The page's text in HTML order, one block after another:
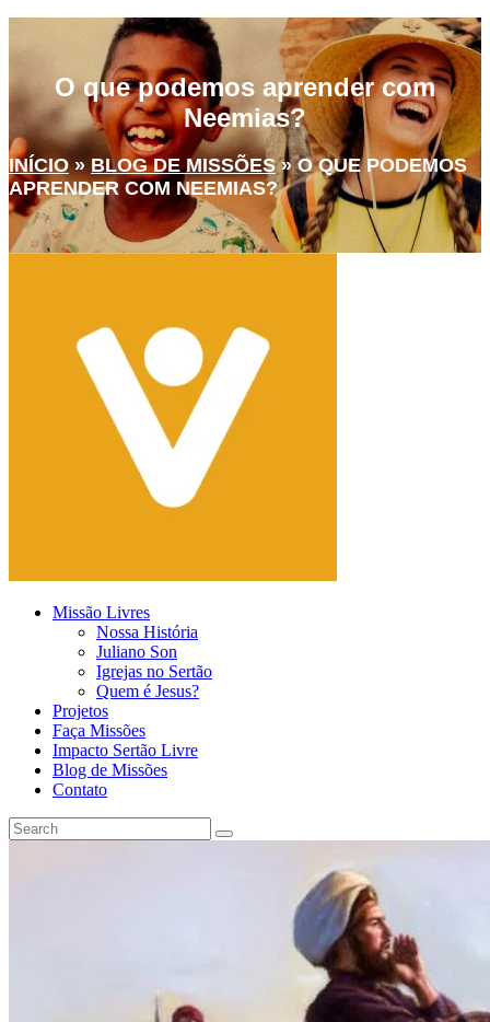
O que podemos aprender com
Neemias?
INÍCIO»BLOG DE MISSÕES»O QUE PODEMOS
APRENDER COM NEEMIAS?
Missão Livres
Nossa História
Juliano Son
Igrejas no Sertão
Quem é Jesus?
Projetos
Faça Missões
Impacto Sertão Livre
Blog de Missões
Contato